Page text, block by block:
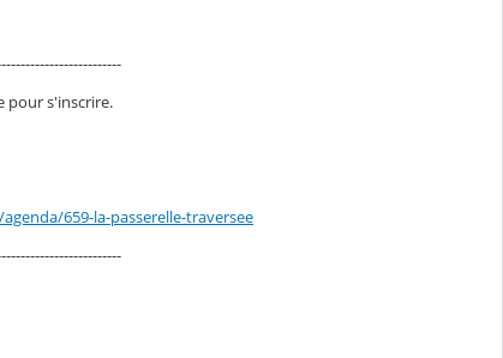
pour s'inscrire.
659-la-passerelle-traversee